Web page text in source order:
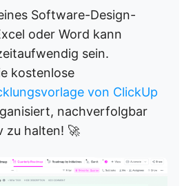
Software-Design-
oder Word kann
sein.
kostenlose
von ClickUp
nachverfolgbar
zu halten! 🚀